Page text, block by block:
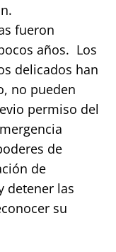
fueron
años. Los
delicados han
no pueden
permiso del
de
de
detener las
su